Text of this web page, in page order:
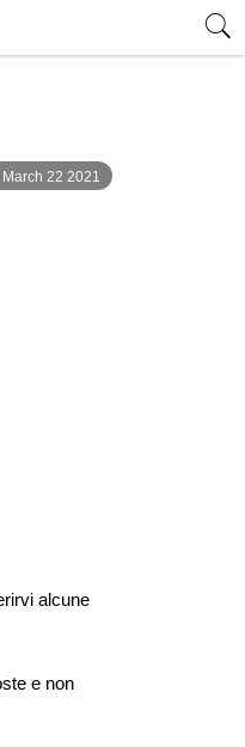
March 22 2021
alcune
e non